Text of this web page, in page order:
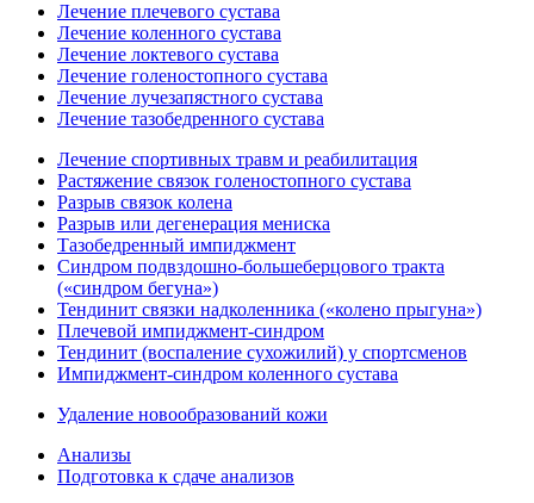
Лечение плечевого сустава
Лечение коленного сустава
Лечение локтевого сустава
Лечение голеностопного сустава
Лечение лучезапястного сустава
Лечение тазобедренного сустава
Лечение спортивных травм и реабилитация
Растяжение связок голеностопного сустава
Разрыв связок колена
Разрыв или дегенерация мениска
Тазобедренный импиджмент
Синдром подвздошно-большеберцового тракта
(«синдром бегуна»)
Тендинит связки надколенника («колено прыгуна»)
Плечевой импиджмент-синдром
Тендинит (воспаление сухожилий) у спортсменов
Импиджмент-синдром коленного сустава
Удаление новообразований кожи
Анализы
Подготовка к сдаче анализов